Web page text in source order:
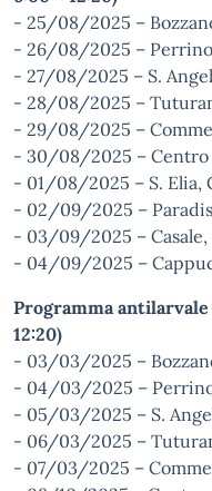
- 25/08/2025 –
- 26/08/2025 –
- 27/08/2025 – S.
- 28/08/2025 –
- 29/08/2025 –
- 30/08/2025 – Centro
- 01/08/2025 – S. Elia,
- 02/09/2025 –
- 03/09/2025 –
- 04/09/2025 –
Programma
12:20)
- 03/03/2025 –
- 04/03/2025 –
- 05/03/2025 – S.
- 06/03/2025 –
- 07/03/2025 –